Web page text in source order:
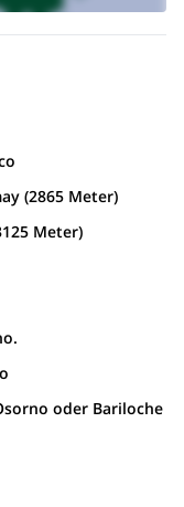
(2865 Meter)
Meter)
Hotel.
und Seil. Abfahrt
oder Bariloche